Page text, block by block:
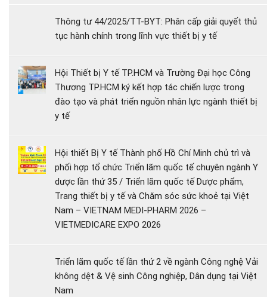
Thông tư 44/2025/TT-BYT: Phân cấp giải quyết thủ
tục hành chính trong lĩnh vực thiết bị y tế
Hội Thiết bị Y tế TP.HCM và Trường Đại học Công
Thương TP.HCM ký kết hợp tác chiến lược trong
đào tạo và phát triển nguồn nhân lực ngành thiết bị
y tế
Hội thiết Bị Y tế Thành phố Hồ Chí Minh chủ trì và
phối hợp tổ chức Triển lãm quốc tế chuyên ngành Y
dược lần thứ 35 / Triển lãm quốc tế Dược phẩm,
Trang thiết bị y tế và Chăm sóc sức khoẻ tại Việt
Nam – VIETNAM MEDI-PHARM 2026 –
VIETMEDICARE EXPO 2026
Triển lãm quốc tế lần thứ 2 về ngành Công nghệ Vải
không dệt & Vệ sinh Công nghiệp, Dân dụng tại Việt
Nam